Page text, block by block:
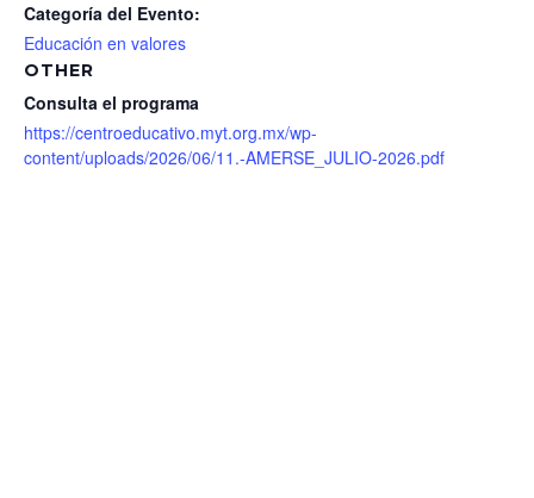
Categoría del Evento:
Educación en valores
OTHER
Consulta el programa
https://centroeducativo.myt.org.mx/wp-
content/uploads/2026/06/11.-AMERSE_JULIO-2026.pdf